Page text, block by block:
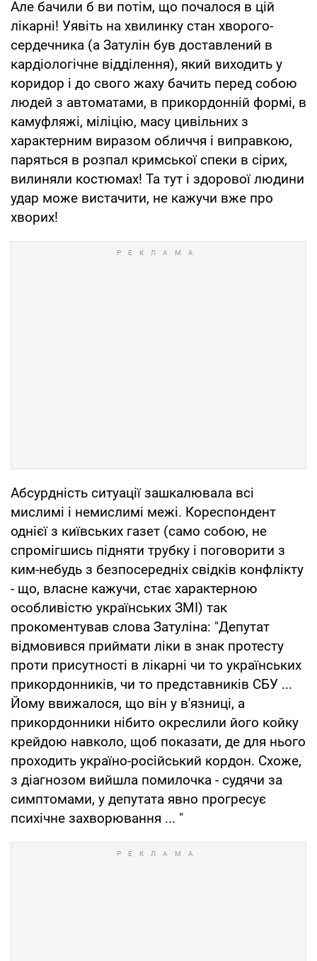
Але бачили б ви потім, що почалося в цій
лікарні! Уявіть на хвилинку стан хворого-
сердечника (а Затулін був доставлений в
кардіологічне відділення), який виходить у
коридор і до свого жаху бачить перед собою
людей з автоматами, в прикордонній формі, в
камуфляжі, міліцію, масу цивільних з
характерним виразом обличчя і виправкою,
паряться в розпал кримської спеки в сірих,
вилиняли костюмах! Та тут і здорової людини
удар може вистачити, не кажучи вже про
хворих!
Абсурдність ситуації зашкалювала всі
мислимі і немислимі межі. Кореспондент
однієї з київських газет (само собою, не
спромігшись підняти трубку і поговорити з
ким-небудь з безпосередніх свідків конфлікту
- що, власне кажучи, стає характерною
особливістю українських ЗМІ) так
прокоментував слова Затуліна: "Депутат
відмовився приймати ліки в знак протесту
проти присутності в лікарні чи то українських
прикордонників, чи то представників СБУ ...
Йому ввижалося, що він у в'язниці, а
прикордонники нібито окреслили його койку
крейдою навколо, щоб показати, де для нього
проходить україно-російський кордон. Схоже,
з діагнозом вийшла помилочка - судячи за
симптомами, у депутата явно прогресує
психічне захворювання ... "